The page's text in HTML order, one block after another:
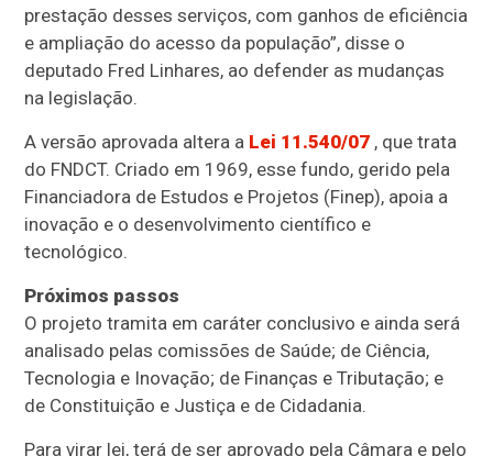
prestação desses serviços, com ganhos de eficiência
e ampliação do acesso da população”, disse o
deputado Fred Linhares, ao defender as mudanças
na legislação.
A versão aprovada altera a Lei 11.540/07 , que trata
do FNDCT. Criado em 1969, esse fundo, gerido pela
Financiadora de Estudos e Projetos (Finep), apoia a
inovação e o desenvolvimento científico e
tecnológico.
Próximos passos
O projeto tramita em caráter conclusivo e ainda será
analisado pelas comissões de Saúde; de Ciência,
Tecnologia e Inovação; de Finanças e Tributação; e
de Constituição e Justiça e de Cidadania.
Para virar lei, terá de ser aprovado pela Câmara e pelo